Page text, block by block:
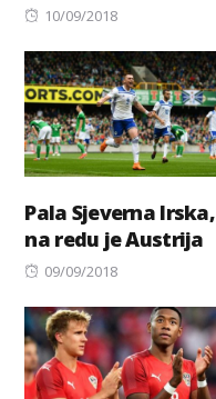
Posted
10/09/2018
Pala Sjeverna Irska,
na redu je Austrija
Posted
09/09/2018